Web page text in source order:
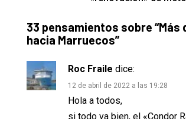
33 pensamientos sobre “Más
hacia Marruecos”
Roc Fraile dice:
12 de abril de 2022 a las 19:28
Hola a todos,
si todo va bien, el «Condor